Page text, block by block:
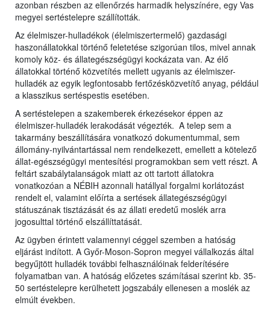
azonban részben az ellenőrzés harmadik helyszínére, egy Vas
megyei sertéstelepre szállították.
Az élelmiszer-hulladékok (élelmiszertermelő) gazdasági
haszonállatokkal történő feletetése szigorúan tilos, mivel annak
komoly köz- és állategészségügyi kockázata van. Az élő
állatokkal történő közvetítés mellett ugyanis az élelmiszer-
hulladék az egyik legfontosabb fertőzésközvetítő anyag, például
a klasszikus sertéspestis esetében.
A sertéstelepen a szakemberek érkezésekor éppen az
élelmiszer-hulladék lerakodását végezték. A telep sem a
takarmány beszállítására vonatkozó dokumentummal, sem
állomány-nyilvántartással nem rendelkezett, emellett a kötelező
állat-egészségügyi mentesítési programokban sem vett részt. A
feltárt szabálytalanságok miatt az ott tartott állatokra
vonatkozóan a NÉBIH azonnali hatállyal forgalmi korlátozást
rendelt el, valamint előírta a sertések állategészségügyi
státuszának tisztázását és az állati eredetű moslék arra
jogosulttal történő elszállíttatását.
Az ügyben érintett valamennyi céggel szemben a hatóság
eljárást indított. A Győr-Moson-Sopron megyei vállalkozás által
begyűjtött hulladék további felhasználóinak felderítésére
folyamatban van. A hatóság előzetes számításai szerint kb. 35-
50 sertéstelepre kerülhetett jogszabály ellenesen a moslék az
elmúlt években.